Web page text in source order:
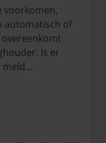
voorkomen,
automatisch of
Is er